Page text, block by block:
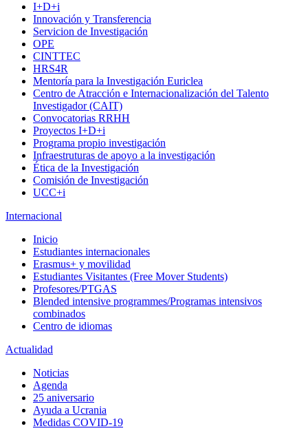
I+D+i
Innovación y Transferencia
Servicion de Investigación
OPE
CINTTEC
HRS4R
Mentoría para la Investigación Euriclea
Centro de Atracción e Internacionalización del Talento
Investigador (CAIT)
Convocatorias RRHH
Proyectos I+D+i
Programa propio investigación
Infraestruturas de apoyo a la investigación
Ética de la Investigación
Comisión de Investigación
UCC+i
Internacional
Inicio
Estudiantes internacionales
Erasmus+ y movilidad
Estudiantes Visitantes (Free Mover Students)
Profesores/PTGAS
Blended intensive programmes/Programas intensivos
combinados
Centro de idiomas
Actualidad
Noticias
Agenda
25 aniversario
Ayuda a Ucrania
Medidas COVID-19